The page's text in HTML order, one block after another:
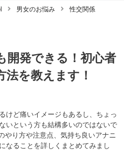
男女のお悩み 性交関係
開発できる！初心者
を教えます！
けど痛いイメージもあるし、ちょっ
いという方も結構多いのではないで
やり方や注意点、気持ち良いアナニ
なることを詳しくまとめてみまし